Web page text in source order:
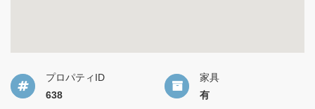
プロパティID
638
家具
有